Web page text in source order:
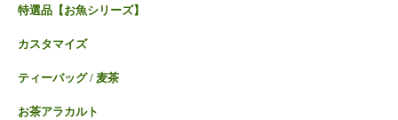
特選品【お魚シリーズ】
カスタマイズ
ティーバッグ / 麦茶
お茶アラカルト